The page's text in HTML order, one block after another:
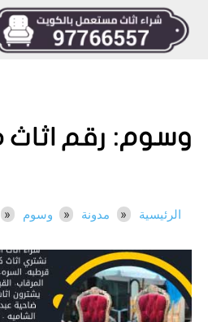
وسوم: رقم
الرئيسية مدونة وسوم